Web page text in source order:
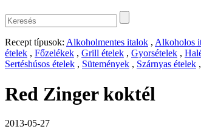
Recept típusok: Alkoholmentes italok , Alkoholos
ételek , Főzelékek , Grill ételek , Gyorsételek ,
Sertéshúsos ételek , Sütemények , Szárnyas ételek ,
Red Zinger koktél
2013-05-27